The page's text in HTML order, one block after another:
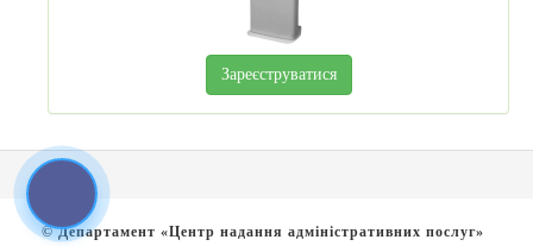
Зареєструватися
© Департамент «Центр надання адміністративних послуг»